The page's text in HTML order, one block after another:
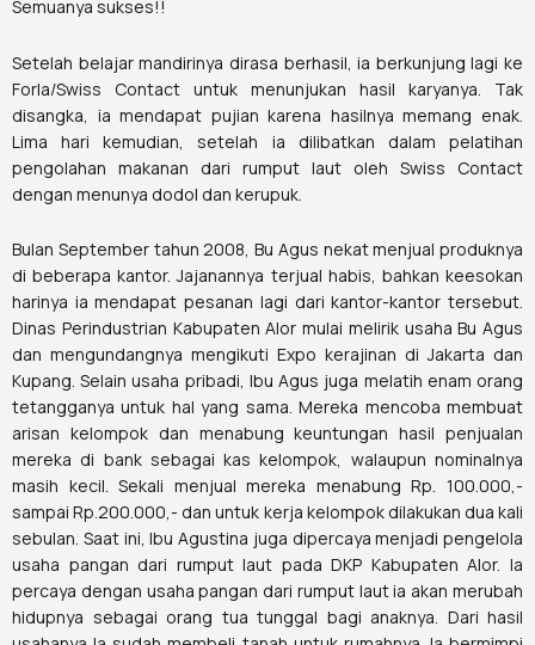
Semuanya sukses!!
Setelah belajar mandirinya dirasa berhasil, ia berkunjung lagi ke
Forla/Swiss Contact untuk menunjukan hasil karyanya. Tak
disangka, ia mendapat pujian karena hasilnya memang enak.
Lima hari kemudian, setelah ia dilibatkan dalam pelatihan
pengolahan makanan dari rumput laut oleh Swiss Contact
dengan menunya dodol dan kerupuk.
Bulan September tahun 2008, Bu Agus nekat menjual produknya
di beberapa kantor. Jajanannya terjual habis, bahkan keesokan
harinya ia mendapat pesanan lagi dari kantor-kantor tersebut.
Dinas Perindustrian Kabupaten Alor mulai melirik usaha Bu Agus
dan mengundangnya mengikuti Expo kerajinan di Jakarta dan
Kupang. Selain usaha pribadi, Ibu Agus juga melatih enam orang
tetangganya untuk hal yang sama. Mereka mencoba membuat
arisan kelompok dan menabung keuntungan hasil penjualan
mereka di bank sebagai kas kelompok, walaupun nominalnya
masih kecil. Sekali menjual mereka menabung Rp. 100.000,-
sampai Rp.200.000,- dan untuk kerja kelompok dilakukan dua kali
sebulan. Saat ini, Ibu Agustina juga dipercaya menjadi pengelola
usaha pangan dari rumput laut pada DKP Kabupaten Alor. Ia
percaya dengan usaha pangan dari rumput laut ia akan merubah
hidupnya sebagai orang tua tunggal bagi anaknya. Dari hasil